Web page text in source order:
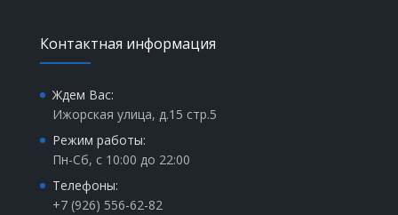
Контактная информация
Ждем Вас:
Ижорская улица, д.15 стр.5
Режим работы:
Пн-Сб, с 10:00 до 22:00
Телефоны:
+7 (926) 556-62-82